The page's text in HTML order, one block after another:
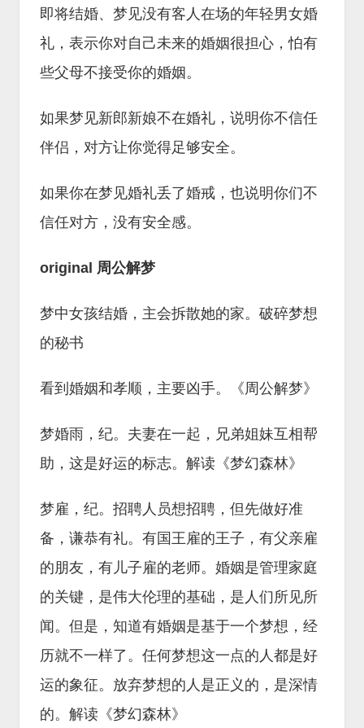
即将结婚、梦见没有客人在场的年轻男女婚
礼，表示你对自己未来的婚姻很担心，怕有
些父母不接受你的婚姻。
如果梦见新郎新娘不在婚礼，说明你不信任
伴侣，对方让你觉得足够安全。
如果你在梦见婚礼丢了婚戒，也说明你们不
信任对方，没有安全感。
original 周公解梦
梦中女孩结婚，主会拆散她的家。破碎梦想
的秘书
看到婚姻和孝顺，主要凶手。《周公解梦》
梦婚雨，纪。夫妻在一起，兄弟姐妹互相帮
助，这是好运的标志。解读《梦幻森林》
梦雇，纪。招聘人员想招聘，但先做好准
备，谦恭有礼。有国王雇的王子，有父亲雇
的朋友，有儿子雇的老师。婚姻是管理家庭
的关键，是伟大伦理的基础，是人们所见所
闻。但是，知道有婚姻是基于一个梦想，经
历就不一样了。任何梦想这一点的人都是好
运的象征。放弃梦想的人是正义的，是深情
的。解读《梦幻森林》